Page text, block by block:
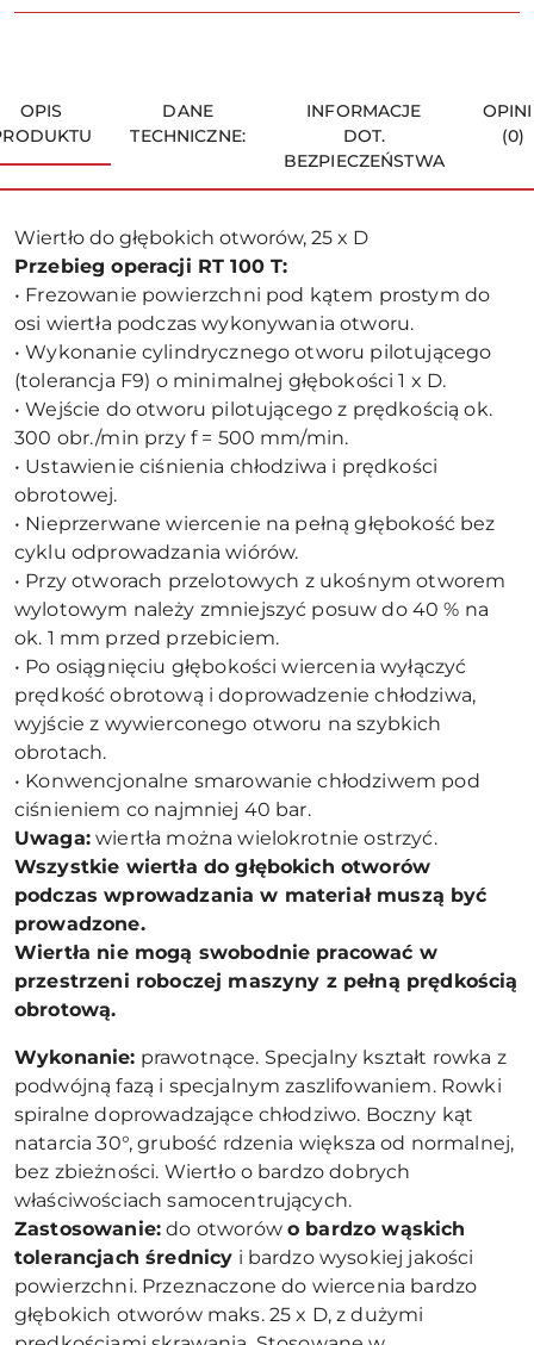
OPIS
DANE
TECHNICZNE:
INFORMACJE
DOT.
BEZPIECZEŃSTWA
(0)
Wiertło do głębokich otworów, 25 x D
Przebieg operacji RT 100 T:
• Frezowanie powierzchni pod kątem prostym do
osi wiertła podczas wykonywania otworu.
• Wykonanie cylindrycznego otworu pilotującego
(tolerancja F9) o minimalnej głębokości 1 x D.
• Wejście do otworu pilotującego z prędkością ok.
300 obr./min przy f = 500 mm/min.
• Ustawienie ciśnienia chłodziwa i prędkości
obrotowej.
• Nieprzerwane wiercenie na pełną głębokość bez
cyklu odprowadzania wiórów.
• Przy otworach przelotowych z ukośnym otworem
wylotowym należy zmniejszyć posuw do 40 % na
ok. 1 mm przed przebiciem.
• Po osiągnięciu głębokości wiercenia wyłączyć
prędkość obrotową i doprowadzenie chłodziwa,
wyjście z wywierconego otworu na szybkich
obrotach.
• Konwencjonalne smarowanie chłodziwem pod
ciśnieniem co najmniej 40 bar.
Uwaga:wiertła można wielokrotnie ostrzyć.
Wszystkie wiertła do głębokich otworów
podczas wprowadzania w materiał muszą być
prowadzone.
Wiertła nie mogą swobodnie pracować w
przestrzeni roboczej maszyny z pełną prędkością
obrotową.
Wykonanie: prawotnące. Specjalny kształt rowka z
podwójną fazą i specjalnym zaszlifowaniem. Rowki
spiralne doprowadzające chłodziwo. Boczny kąt
natarcia 30°, grubość rdzenia większa od normalnej,
bez zbieżności. Wiertło o bardzo dobrych
właściwościach samocentrujących.
Zastosowanie: do otworówo bardzo wąskich
tolerancjach średnicy i bardzo wysokiej jakości
powierzchni. Przeznaczone do wiercenia bardzo
głębokich otworów maks. 25 x D, z dużymi